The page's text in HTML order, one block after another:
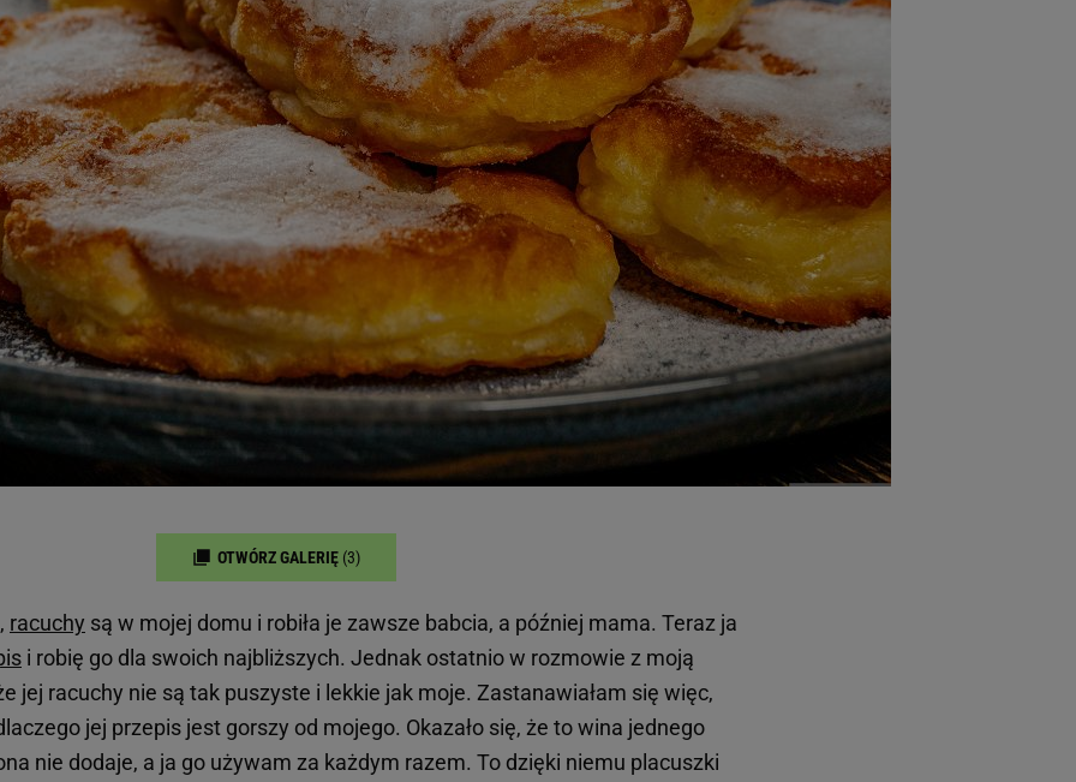
OTWÓRZ GALERIĘ (3)
racuchy są w mojej domu i robiła je zawsze babcia, a później mama. Teraz ja
i robię go dla swoich najbliższych. Jednak ostatnio w rozmowie z moją
jej racuchy nie są tak puszyste i lekkie jak moje. Zastanawiałam się więc,
jej przepis jest gorszy od mojego. Okazało się, że to wina jednego
nie dodaje, a ja go używam za każdym razem. To dzięki niemu placuszki